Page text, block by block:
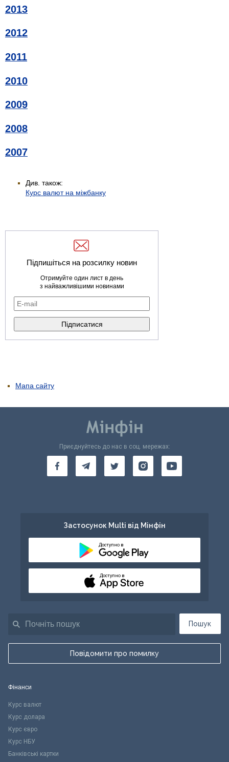
2013
2012
2011
2010
2009
2008
2007
Див. також:
Курс валют на міжбанку
Підпишіться на розсилку новин
Отримуйте один лист в день
з найважливішими новинами
Мапа сайту
Пошук
Повідомити про помилку
Приєднуйтесь до нас в соц. мережах:
Застосунок Multi від Мінфін
Доступно в
Доступно в
Фінанси
Курс валют
Курс долара
Курс євро
Курс НБУ
Банківські картки